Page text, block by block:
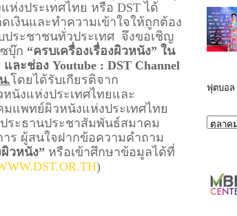
งประเทศไทย หรือ DST ได้
เงินและทำความเข้าใจให้ถูกต้อง
ระชาชนทั่วประเทศ  จึงขอเชิญ
บุ๊ก “ครบเครื่องเรื่องผิวหนัง” ใน
และช่อง Youtube : DST Channel
.
นังแห่งประเทศไทยและ
ประธานประชาสัมพันธ์สมาคม
ร ผู้สนใจฝากข้อความคำถาม
ผิวหนัง” หรือเข้าศึกษาข้อมูลได้ที่
)
ฟุตบอล